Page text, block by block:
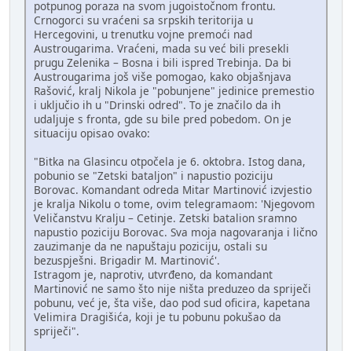
potpunog poraza na svom jugoistočnom frontu.
Crnogorci su vraćeni sa srpskih teritorija u
Hercegovini, u trenutku vojne premoći nad
Austrougarima. Vraćeni, mada su već bili presekli
prugu Zelenika – Bosna i bili ispred Trebinja. Da bi
Austrougarima još više pomogao, kako objašnjava
Rašović, kralj Nikola je "pobunjene" jedinice premestio
i uključio ih u "Drinski odred". To je značilo da ih
udaljuje s fronta, gde su bile pred pobedom. On je
situaciju opisao ovako:
"Bitka na Glasincu otpočela je 6. oktobra. Istog dana,
pobunio se "Zetski bataljon" i napustio poziciju
Borovac. Komandant odreda Mitar Martinović izvjestio
je kralja Nikolu o tome, ovim telegramaom: 'Njegovom
Veličanstvu Kralju – Cetinje. Zetski batalion sramno
napustio poziciju Borovac. Sva moja nagovaranja i lično
zauzimanje da ne napuštaju poziciju, ostali su
bezuspješni. Brigadir M. Martinović'.
Istragom je, naprotiv, utvrđeno, da komandant
Martinović ne samo što nije ništa preduzeo da spriječi
pobunu, već je, šta više, dao pod sud oficira, kapetana
Velimira Dragišića, koji je tu pobunu pokušao da
spriječi".